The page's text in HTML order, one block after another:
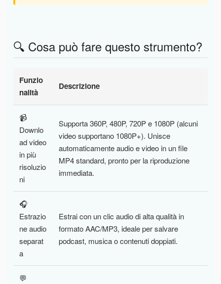
🔍 Cosa può fare questo strumento?
Funzio
nalità
Descrizione
📹
Downlo
ad video
in più
risoluzio
ni
Supporta 360P, 480P, 720P e 1080P (alcuni
video supportano 1080P+). Unisce
automaticamente audio e video in un file
MP4 standard, pronto per la riproduzione
immediata.
🎧
Estrazio
ne audio
separat
a
Estrai con un clic audio di alta qualità in
formato AAC/MP3, ideale per salvare
podcast, musica o contenuti doppiati.
💬